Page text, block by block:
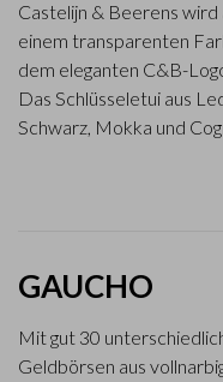
Castelijn & Beerens
einem transparenten
dem eleganten C&B-
Das Schlüsseletui aus
Schwarz, Mokka und
GAUCHO
Mit gut 30
Geldbörsen aus